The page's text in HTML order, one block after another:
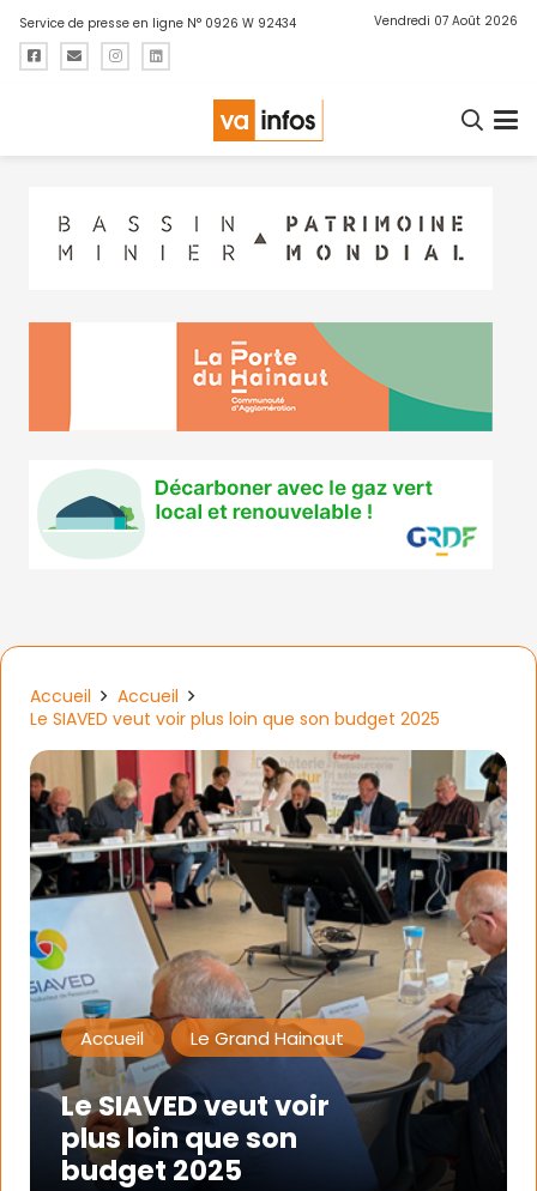
Service de presse en ligne N° 0926 W 92434 Vendredi 07 Août 2026
Accueil
Accueil
Le SIAVED veut voir plus loin que son budget 2025
Accueil Le Grand Hainaut
Le SIAVED veut voir
plus loin que son
budget 2025